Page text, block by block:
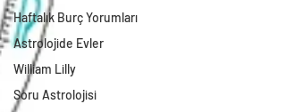
Haftalık Burç Yorumları
Astrolojide Evler
William Lilly
Soru Astrolojisi